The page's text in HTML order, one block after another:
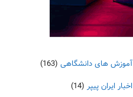
آموزش های دانشگاهی (163)
اخبار ایران پیپر (14)